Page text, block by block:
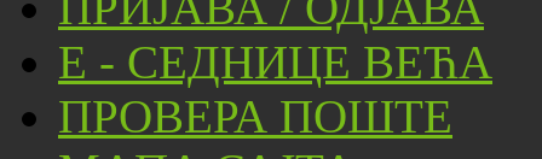
Е - СЕДНИЦЕ ВЕЋА
ПРОВЕРА ПОШТЕ